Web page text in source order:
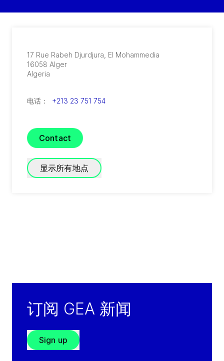
17 Rue Rabeh Djurdjura El Mohammedia
16058 Alger
Algeria
电话： +213 23 751 754
Contact
显示所有地点
Service: +971 504635548
(weekends/outside working hours)
Visit GRADE website
订阅 GEA 新闻
Sign up